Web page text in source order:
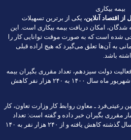
بیمه بیکاری
از اقتصاد آنلاین، یکی از برترین تسهیلات
شدگان، امکان دریافت بیمه بیکاری است. این
شده است که به صورت موقت توانایی کار را
به آن‌ها تعلق می‌گیرد که هیچ اراده قبلی
باشد.
با آغاز فعالیت دولت سیزدهم، تعداد مقرری بگیران بیمه
بیکاری جمعا ۲۷۰ هزار نفر بود که شهریور ماه سال ۱۴۰۰ به ۲۴۰ هزار نفر کاهش
ـ معاون روابط کار وزارت تعاون، کار
مقرری بگیران خبر داده و گفته است: تعداد
مقرری‌بگیران بیمه بیکاری در دو سال گذشته کاهش یافته و از ۲۴۰ هزار نفر به ۱۴۰